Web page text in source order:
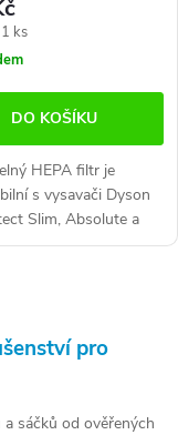
ks
DO KOŠÍKU
HEPA filtr je
s vysavači Dyson
Slim, Absolute a
filtr Dyson
pro
sáčků od ověřených